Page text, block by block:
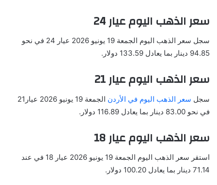
سعر الذهب اليوم عيار 24
سجل سعر الذهب اليوم الجمعة 19 يونيو 2026 عيار 24 في نحو
94.85 دينار بما يعادل 133.59 دولار.
سعر الذهب اليوم عيار 21
سجل سعر الذهب اليوم في الأردن
الجمعة 19 يونيو 2026 عيار21
في نحو 83.00 دينار بما يعادل 116.89 دولار.
سعر الذهب اليوم عيار 18
استقر سعر الذهب اليوم الجمعة 19 يونيو 2026 عيار 18 في عند
71.14 دينار بما يعادل 100.20 دولار.